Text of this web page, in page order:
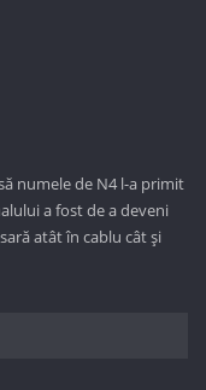
numele de N4 l-a primit
a fost de a deveni
atât în cablu cât și